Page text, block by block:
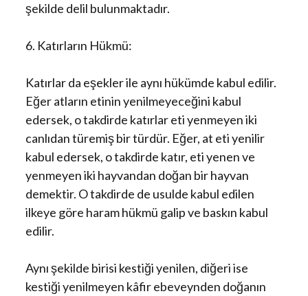
şekilde delil bulunmaktadır.
6. Katırların Hükmü:
Katırlar da eşekler ile aynı hükümde kabul edilir.
Eğer atların etinin yenilmeyeceğini kabul
edersek, o takdirde katırlar eti yenmeyen iki
canlıdan türemiş bir türdür. Eğer, at eti yenilir
kabul edersek, o takdirde katır, eti yenen ve
yenmeyen iki hayvandan doğan bir hayvan
demektir. O takdirde de usulde kabul edilen
ilkeye göre haram hükmü galip ve baskın kabul
edilir.
Aynı şekilde birisi kestiği yenilen, diğeri ise
kestiği yenilmeyen kâfir ebeveynden doğanın